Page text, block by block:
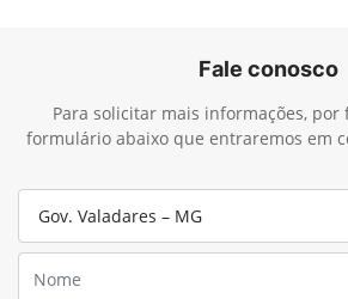
Telefone
Li e aceito aPolítica de Termos de